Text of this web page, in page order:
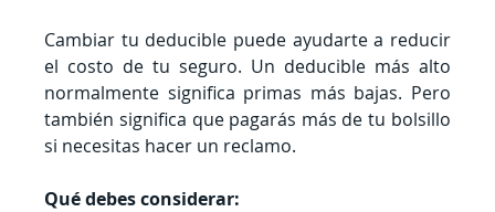
Cambiar tu deducible puede ayudarte a reducir
el costo de tu seguro. Un deducible más alto
normalmente significa primas más bajas. Pero
también significa que pagarás más de tu bolsillo
si necesitas hacer un reclamo.
Qué debes considerar: